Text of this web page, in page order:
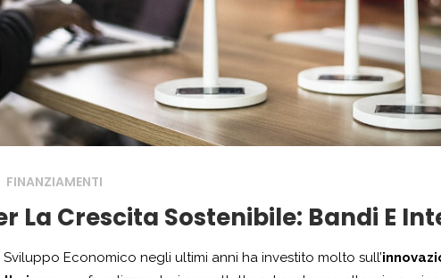
FINANZIAMENTI
La Crescita Sostenibile: Bandi E
Economico negli ultimi anni ha investito molto sull’